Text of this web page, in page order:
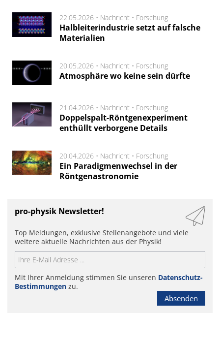
22.05.2026 • Nachricht • Forschung
Halbleiterindustrie setzt auf falsche
Materialien
20.05.2026 • Nachricht • Forschung
Atmosphäre wo keine sein dürfte
21.04.2026 • Nachricht • Forschung
Doppelspalt-Röntgenexperiment
enthüllt verborgene Details
20.04.2026 • Nachricht • Forschung
Ein Paradigmenwechsel in der
Röntgenastronomie
pro-physik Newsletter!
Top Meldungen, exklusive Stellenangebote und viele
weitere aktuelle Nachrichten aus der Physik!
Mit Ihrer Anmeldung stimmen Sie unseren Datenschutz-
Bestimmungen zu.
Absenden